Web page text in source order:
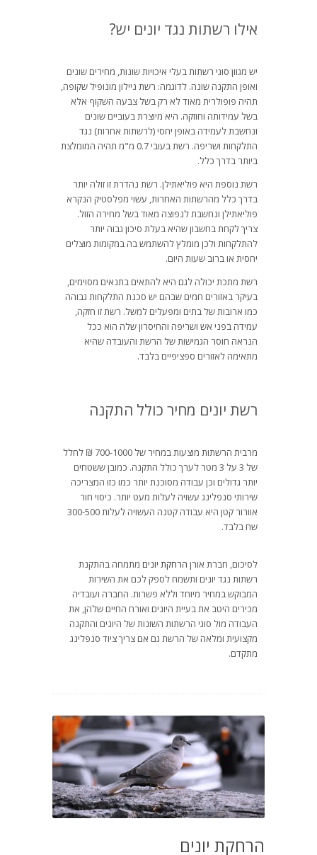
אילו רשתות נגד יונים יש?
יש מגוון סוגי רשתות בעלי איכויות שונות, מחירים שונים
ואופן התקנה שונה. לדוגמה: רשת ניילון מונופיל שקופה,
תהיה פופולרית מאוד לא רק בשל צבעה השקוף אלא
בשל עמידותה וחוזקה. היא מיוצרת בעוביים שונים
ונחשבת לעמידה באופן יחסי (לרשתות אחרות) נגד
התלקחות ושריפה. רשת בעובי 0.7 מ"מ תהיה המומלצת
ביותר בדרך כלל.
רשת נוספת היא פוליאתילן. רשת נהדרת זו זולה יותר
בדרך כלל מהרשתות האחרות, עשוי מפלסטיק הנקרא
פוליאתילן ונחשבת לנפוצה מאוד בשל מחירה הזול.
צריך לקחת בחשבון שהיא בעלת סיכון גבוה יותר
להתלקחות ולכן מומלץ להשתמש בה במקומות מוצלים
יחסית או ברוב שעות היום.
רשת מתכת יכולה לגם היא להתאים בתנאים מסוימים,
בעיקר באזורים חמים שבהם יש סכנת התלקחות גבוהה
כמו ארובות של בתים ומפעלים למשל. רשת זו חזקה,
עמידה בפני אש ושריפה והחיסרון שלה הוא ככל
הנראה חוסר הגמישות של הרשת והעובדה שהיא
מתאימה לאזורים ספציפיים בלבד.
רשת יונים מחיר כולל התקנה
מרבית הרשתות מוצעות במחיר של 700-1000 ₪ לחלל
של 3 על 3 מטר לערך כולל התקנה. כמובן ששטחים
יותר גדולים וכן עבודה מסוכנת יותר כמו כזו המצריכה
שירותי סנפלינג עשויה לעלות מעט יותר. כיסוי חור
אוורור קטן היא עבודה קטנה העשויה לעלות 300-500
שח בלבד.
לסיכום, חברת אורן הרחקת יונים מתמחה בהתקנת
רשתות נגד יונים ותשמח לספק לכם את השירות
המבוקש במחיר מיוחד וללא פשרות. החברה ועובדיה
מכירים היטב את בעיית היונים ואורח החיים שלהן, את
העבודה מול סוגי הרשתות השונות של היונים והתקנה
מקצועית ומלאה של הרשת גם אם צריך ציוד סנפלינג
מתקדם.
הרחקת יונים